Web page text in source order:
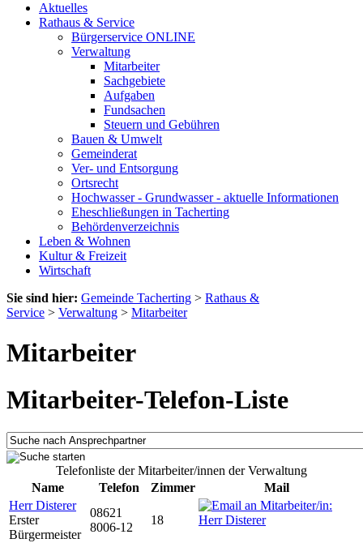
Aktuelles
Rathaus & Service
Bürgerservice ONLINE
Verwaltung
Mitarbeiter
Sachgebiete
Aufgaben
Fundsachen
Steuern und Gebühren
Bauen & Umwelt
Gemeinderat
Ver- und Entsorgung
Ortsrecht
Hochwasser - Grundwasser - aktuelle Informationen
Eheschließungen in Tacherting
Behördenverzeichnis
Leben & Wohnen
Kultur & Freizeit
Wirtschaft
Sie sind hier: Gemeinde Tacherting > Rathaus &
Service > Verwaltung > Mitarbeiter
Mitarbeiter
Mitarbeiter-Telefon-Liste
Telefonliste der Mitarbeiter/innen der Verwaltung
Name
Telefon Zimmer
Mail
Herr Disterer
Erster
Bürgermeister
08621
8006-12
18